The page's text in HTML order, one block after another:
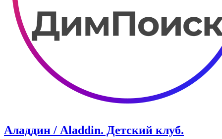
Аладдин / Аladdin. Детский клуб.